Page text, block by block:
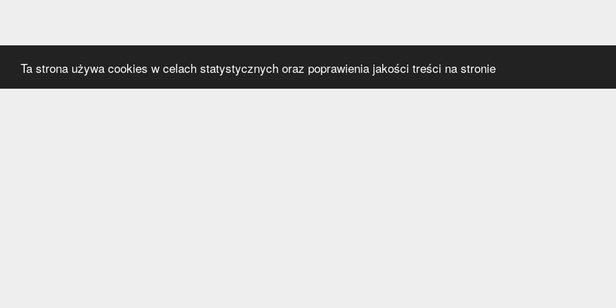
Ta strona używa cookies w celach statystycznych oraz poprawienia jakości treści na stronie